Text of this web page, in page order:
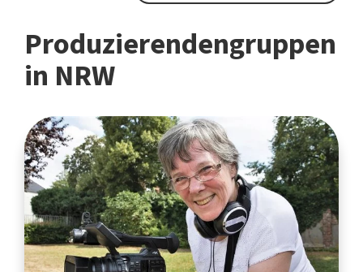
Produzierendengruppen
in NRW